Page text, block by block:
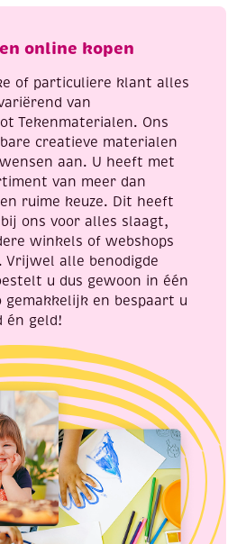
bijbehoren.
online kopen
of particuliere klant alles
van
Tekenmaterialen. Ons
creatieve materialen
aan. U heeft met
van meer dan
ruime keuze. Dit heeft
ons voor alles slaagt,
winkels of webshops
Vrijwel alle benodigde
u dus gewoon in één
gemakkelijk en bespaart u
én geld!